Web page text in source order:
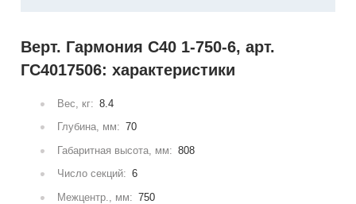
Верт. Гармония С40 1-750-6, арт.
ГС4017506: характеристики
Вес, кг: 8.4
Глубина, мм: 70
Габаритная высота, мм: 808
Число секций: 6
Межцентр., мм: 750